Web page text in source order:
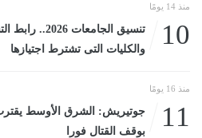
منذ 14 يومًا
10
تنسيق
والكليات التى تشترط اجتيازها
منذ 16 يومًا
11
جوتيريش: الشرق الأوسط
بوقف القتال فورا